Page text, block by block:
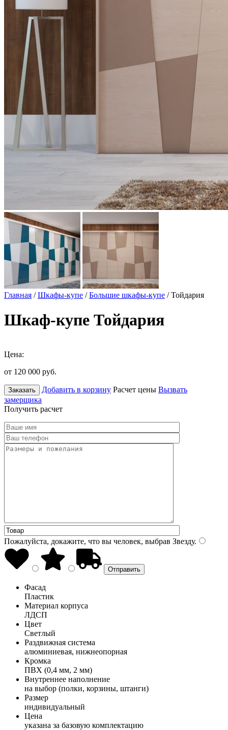
Главная /Шкафы-купе /Большие шкафы-купе / Тойдария
Шкаф-купе Тойдария
Цена:
от 120 000 руб.
Заказать Добавить в корзину Расчет цены Вызвать
замерщика
Получить расчет
Пожалуйста, докажите, что вы человек, выбрав Звезду.
Фасад
Пластик
Материал корпуса
ЛДСП
Цвет
Светлый
Раздвижная система
алюминиевая, нижнеопорная
Кромка
ПВХ (0,4 мм, 2 мм)
Внутреннее наполнение
на выбор (полки, корзины, штанги)
Размер
индивидуальный
Цена
указана за базовую комплектацию